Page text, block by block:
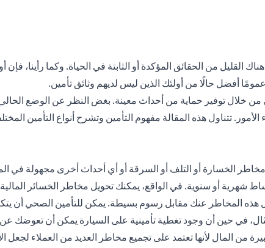
عديدة، ذكّرنا عام 2020 بأن هناك القليل من الحقائق المؤكدة أو الثابتة في الحياة. وكما
أفضل حالًا من أولئك الذين ليس لديهم وثائق تأمين.
من خلال توفير حماية من أحداث معينة. بغض النظر عن الوضع
تتناول هذه المقالة مفهوم التأمين وتشرح أنواع التأمين
الخسارة أو التلف أو السرقة أو أي أحداث أخرى مجهولة في
شهرية أو سنوية. في الواقع، يمكنك تحويل مخاطر الخسائر
هذه المخاطر عنك مقابل رسوم بسيطة. يمكن للتأمين الصحي أن
في حين أن وجود تغطية تأمينية على السيارة يمكن أن تعوضك عن
من المال لأنها تعتمد على تجميع مخاطر العديد من العملاء لجعل